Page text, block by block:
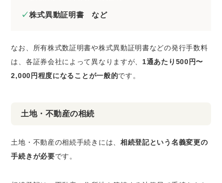
株式異動証明書 など
なお、所有株式数証明書や株式異動証明書などの発行手数料
は、各証券会社によって異なりますが、 1通あたり500円〜
2,000円程度になることが一般的です。
土地・不動産の相続
土地・不動産の相続手続きには、 相続登記という名義変更の
手続きが必要です。